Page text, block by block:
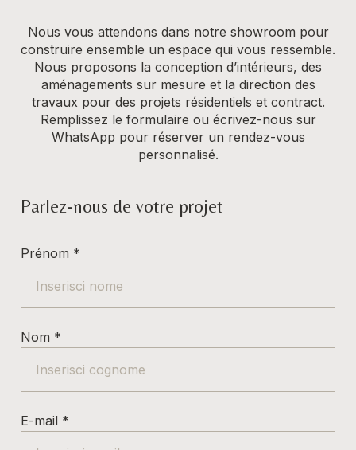
Nous vous attendons dans notre showroom pour
construire ensemble un espace qui vous ressemble.
Nous proposons la conception d’intérieurs, des
aménagements sur mesure et la direction des
travaux pour des projets résidentiels et contract.
Remplissez le formulaire ou écrivez-nous sur
WhatsApp pour réserver un rendez-vous
personnalisé.
Parlez-nous de votre projet
Prénom *
Nom *
E-mail *